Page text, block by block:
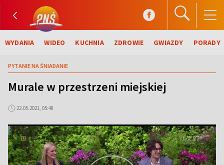
WYDANIA WIDEO KUCHNIA ZDROWIE GWIAZDY PORADY
PYTANIE NA ŚNIADANIE
Murale w przestrzeni miejskiej
22.05.2021, 05:48